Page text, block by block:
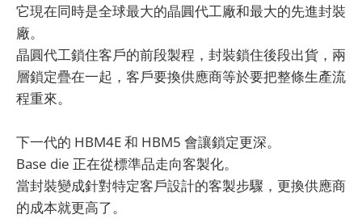
它現在同時是全球最大的晶圓代工廠和最大的先進封裝
廠。
晶圓代工鎖住客戶的前段製程，封裝鎖住後段出貨，兩
層鎖定疊在一起，客戶要換供應商等於要把整條生產流
程重來。
下一代的 HBM4E 和 HBM5 會讓鎖定更深。
Base die 正在從標準品走向客製化。
當封裝變成針對特定客戶設計的客製步驟，更換供應商
的成本就更高了。